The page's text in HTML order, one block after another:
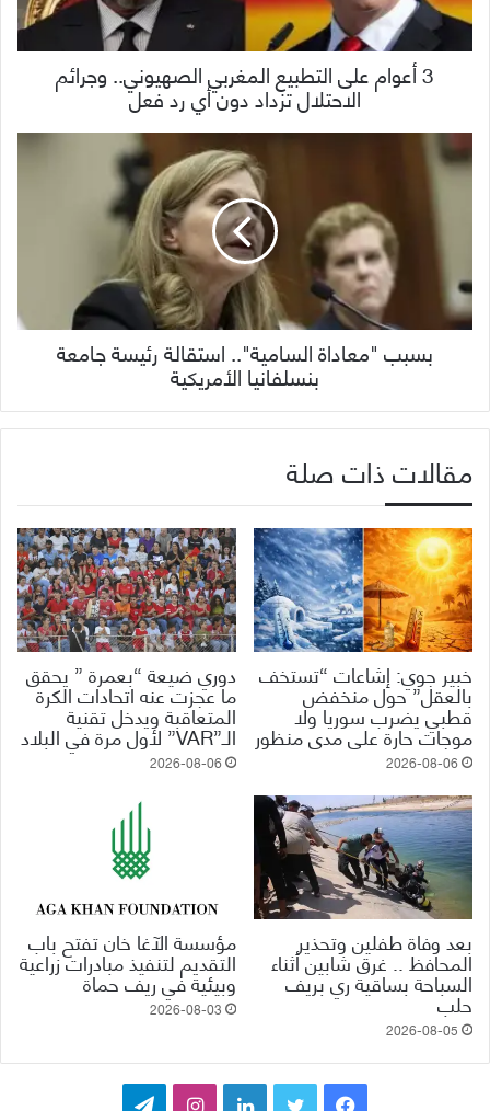
3 أعوام على التطبيع المغربي الصهيوني.. وجرائم
الاحتلال تزداد دون أي رد فعل
بسبب "معاداة السامية".. استقالة رئيسة جامعة
بنسلفانيا الأمريكية
مقالات ذات صلة
خبير جوي: إشاعات “تستخف
بالعقل” حول منخفض
قطبي يضرب سوريا ولا
موجات حارة على مدى منظور
2026-08-06
دوري ضيعة “بعمرة ” يحقق
ما عجزت عنه اتحادات الكرة
المتعاقبة ويدخل تقنية
الـ”VAR” لأول مرة في البلاد
2026-08-06
بعد وفاة طفلين وتحذير
المحافظ .. غرق شابين أثناء
السباحة بساقية ري بريف
حلب
2026-08-05
مؤسسة الآغا خان تفتح باب
التقديم لتنفيذ مبادرات زراعية
وبيئية في ريف حماة
2026-08-03